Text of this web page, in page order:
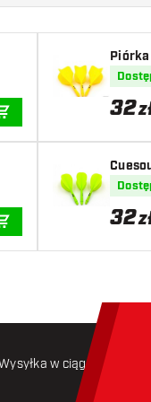
32
32
w ciągu 24 godzin